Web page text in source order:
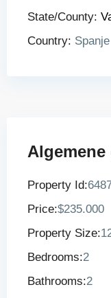
State/County:
Country: Spanje
Algemene
Property Id:
Price:$235.000
Property Size:
Bedrooms:2
Bathrooms:2